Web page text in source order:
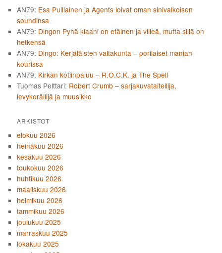
AN79: Esa Pulliainen ja Agents loivat oman sinivalkoisen
soundinsa
AN79: Dingon Pyhä klaani on etäinen ja viileä, mutta sillä on
hetkensä
AN79: Dingo: Kerjäläisten valtakunta – porilaiset manian
kourissa
AN79: Kirkan kotiinpaluu – R.O.C.K. ja The Spell
Tuomas Pelttari: Robert Crumb – sarjakuvataiteilija,
levykeräilijä ja muusikko
ARKISTOT
elokuu 2026
heinäkuu 2026
kesäkuu 2026
toukokuu 2026
huhtikuu 2026
maaliskuu 2026
helmikuu 2026
tammikuu 2026
joulukuu 2025
marraskuu 2025
lokakuu 2025